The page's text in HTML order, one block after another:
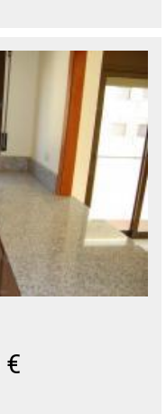
€